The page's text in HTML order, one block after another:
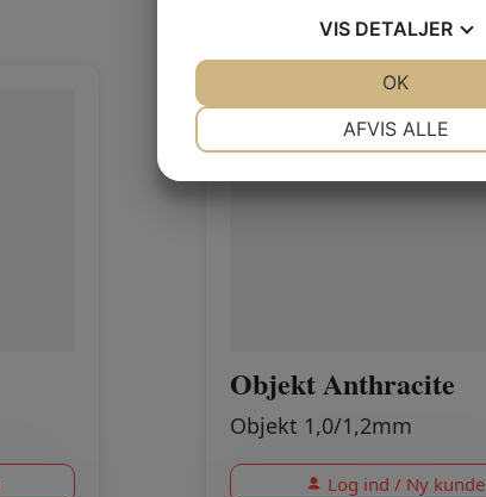
Objekt Anthracite
Objekt 1,0/1,2mm
Log ind / Ny kunde
VIS DETALJER
AFVIS ALLE
OK